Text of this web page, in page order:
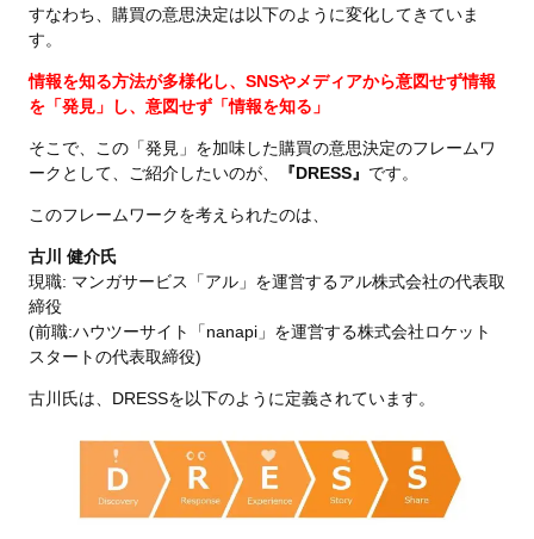
すなわち、購買の意思決定は以下のように変化してきていま
す。
情報を知る方法が多様化し、SNSやメディアから意図せず情報
を「発見」し、 意図せず「情報を知る」
そこで、この「発見」を加味した購買の意思決定のフレームワ
ークとして、ご紹介したいのが、
『DRESS』 です。
このフレームワークを考えられたのは、
古川 健介氏
現職: マンガサービス「アル」を運営するアル株式会社の代表取
締役
(前職:ハウツーサイト「nanapi」を運営する株式会社ロケット
スタートの代表取締役)
古川氏は、DRESSを以下のように定義されています。